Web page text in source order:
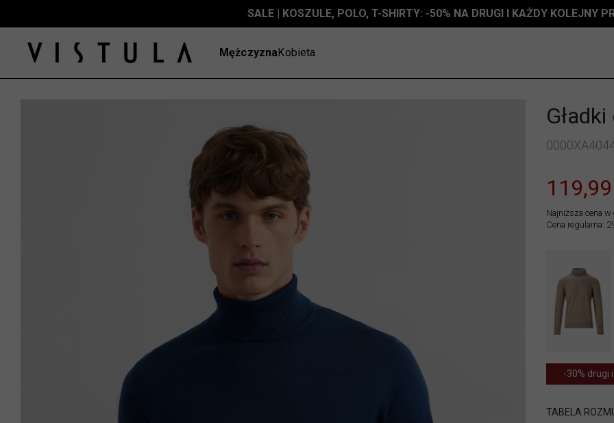
SALE | KOSZULE, POLO, T-SHIRTY: -50% NA DRUGI I KAŻDY KOLEJNY
MężczyznaKobieta
119,99
Najniższa cena
Cena regularna:
-30% drugi
TABELA